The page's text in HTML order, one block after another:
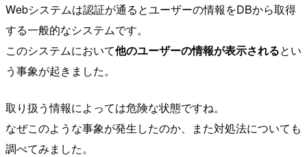
Webシステムは認証が通るとユーザーの情報をDBから取得
する一般的なシステムです。
このシステムにおいて他のユーザーの情報が表示されるとい
う事象が起きました。
取り扱う情報によっては危険な状態ですね。
なぜこのような事象が発生したのか、また対処法についても
調べてみました。